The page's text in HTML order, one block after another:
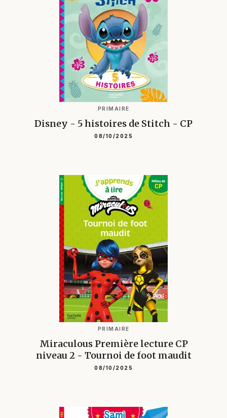
PRIMAIRE
Disney - 5 histoires de Stitch - CP
08/10/2025
PRIMAIRE
Miraculous Première lecture CP
niveau 2 - Tournoi de foot maudit
08/10/2025